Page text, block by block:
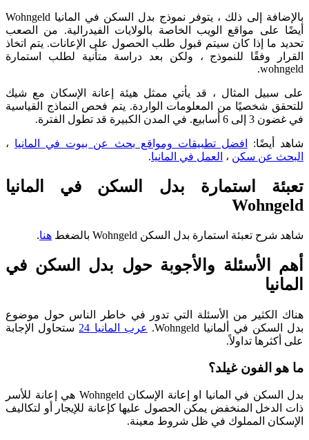
بالإضافة إلى ذلك ، يتوفر نموذج بدل السكن في المانيا Wohngeld
أيضًا على مواقع الويب الخاصة بالولايات الفيدرالية. من الصعب
تحديد ما إذا كان سيتم قبول طلب الحصول على الإعانات. يتم اتخاذ
القرار وفقًا للنموذج ، ولكن بعد دراسة متأنية لطلب استمارة
wohngeld.
على سبيل المثال ، قد يأتي ممثل هيئة إعانة الإسكان مع شيك
للتحقق شخصيًا من المعلومات الواردة. يتم فحص النماذج القياسية
في غضون 3 إلى 6 أسابيع. في المدن الكبيرة قد تطول الفترة.
شاهد أيضًا: افضل تطبيقات ومواقع بحث عن بيوت في المانيا ،
البحث عن سكن ، العمل في المانيا.
تعبئة استمارة بدل السكن في المانيا
Wohngeld
شاهد شرح تعبئة استمارة بدل السكن Wohngeld بالضغط هنا.
أهم الأسئلة والأجوبة حول بدل السكن في
المانيا
هناك الكثير من الأسئلة التي تدور في خاطر الناس حول موضوع
بدل السكن في ألمانيا Wohngeld.
عرب المانيا 24
ستحاول الإجابة
على أكثرها تداولاً.
ما هو الفون غيلد؟
بدل السكن في المانيا او إعانة الإسكان Wohngeld هي إعانة للأسر
ذات الدخل المنخفض يمكن الحصول عليها كإعانة للإيجار أو لتكاليف
الإسكان المملوك في ظل شروط معينة.